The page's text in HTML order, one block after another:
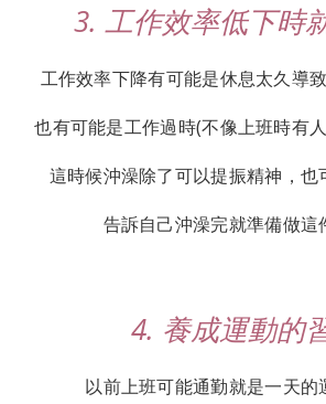
3. 工作效率低下時
工作效率下降有可能是休息太久導
也有可能是工作過時(不像上班時有
這時候沖澡除了可以提振精神，也
告訴自己沖澡完就準備做這
4. 養成運動的
以前上班可能通勤就是一天的